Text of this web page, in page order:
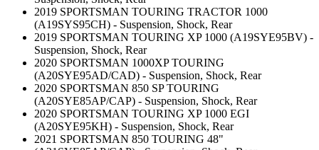
2019 SPORTSMAN TOURING TRACTOR 1000
(A19SYS95CH) - Suspension, Shock, Rear
2019 SPORTSMAN TOURING XP 1000 (A19SYE95BV) -
Suspension, Shock, Rear
2020 SPORTSMAN 1000XP TOURING
(A20SYE95AD/CAD) - Suspension, Shock, Rear
2020 SPORTSMAN 850 SP TOURING
(A20SYE85AP/CAP) - Suspension, Shock, Rear
2020 SPORTSMAN TOURING XP 1000 EGI
(A20SYE95KH) - Suspension, Shock, Rear
2021 SPORTSMAN 850 TOURING 48"